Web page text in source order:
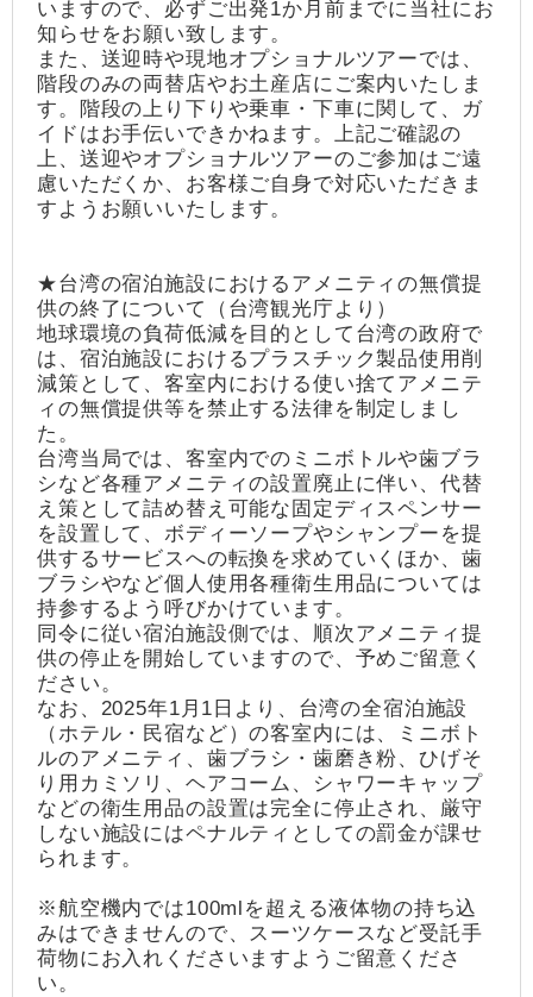
いますので、必ずご出発1か月前までに当社にお
知らせをお願い致します。
また、送迎時や現地オプショナルツアーでは、
階段のみの両替店やお土産店にご案内いたしま
す。階段の上り下りや乗車・下車に関して、ガ
イドはお手伝いできかねます。上記ご確認の
上、送迎やオプショナルツアーのご参加はご遠
慮いただくか、お客様ご自身で対応いただきま
すようお願いいたします。
★台湾の宿泊施設におけるアメニティの無償提
供の終了について（台湾観光庁より）
地球環境の負荷低減を目的として台湾の政府で
は、宿泊施設におけるプラスチック製品使用削
減策として、客室内における使い捨てアメニテ
ィの無償提供等を禁止する法律を制定しまし
た。
台湾当局では、客室内でのミニボトルや歯ブラ
シなど各種アメニティの設置廃止に伴い、代替
え策として詰め替え可能な固定ディスペンサー
を設置して、ボディーソープやシャンプーを提
供するサービスへの転換を求めていくほか、歯
ブラシやなど個人使用各種衛生用品については
持参するよう呼びかけています。
同令に従い宿泊施設側では、順次アメニティ提
供の停止を開始していますので、予めご留意く
ださい。
なお、2025年1月1日より、台湾の全宿泊施設
（ホテル・民宿など）の客室内には、ミニボト
ルのアメニティ、歯ブラシ・歯磨き粉、ひげそ
り用カミソリ、ヘアコーム、シャワーキャップ
などの衛生用品の設置は完全に停止され、厳守
しない施設にはペナルティとしての罰金が課せ
られます。
※航空機内では100mlを超える液体物の持ち込
みはできませんので、スーツケースなど受託手
荷物にお入れくださいますようご留意くださ
い。